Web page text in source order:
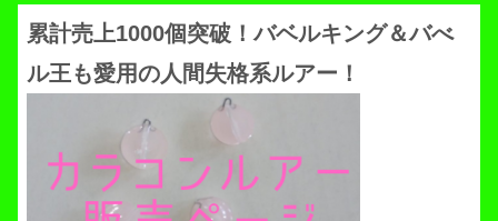
累計売上1000個突破！バベルキング＆バべ
ル王も愛用の人間失格系ルアー！